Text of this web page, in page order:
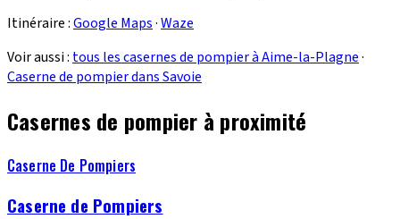
Itinéraire :Google Maps·Waze
Voir aussi : tous les casernes de pompier à Aime-la-Plagne·
Caserne de pompier dans Savoie
Casernes de pompier à proximité
Caserne De Pompiers
Caserne de Pompiers